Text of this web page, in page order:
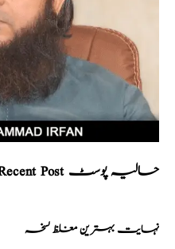
Recent Post حالیہ پوسٹ
نہایت بہترین مغلظ نسخہ